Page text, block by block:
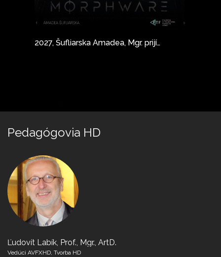
2027, Šufliarska Amadea, Mgr. prijímacie skúšky
Pedagógovia HD
Ľudovít Labík, Prof., Mgr., ArtD.
Vedúci AVFXHD, Tvorba HD